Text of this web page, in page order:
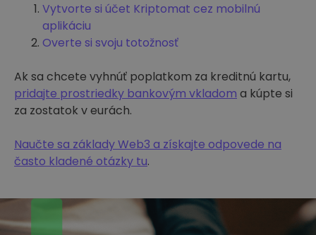
Vytvorte si účet Kriptomat cez mobilnú
aplikáciu
Overte si svoju totožnosť
Ak sa chcete vyhnúť poplatkom za kreditnú kartu,
pridajte prostriedky bankovým vkladom a kúpte si
za zostatok v eurách.
Naučte sa základy Web3 a získajte odpovede na
často kladené otázky tu.